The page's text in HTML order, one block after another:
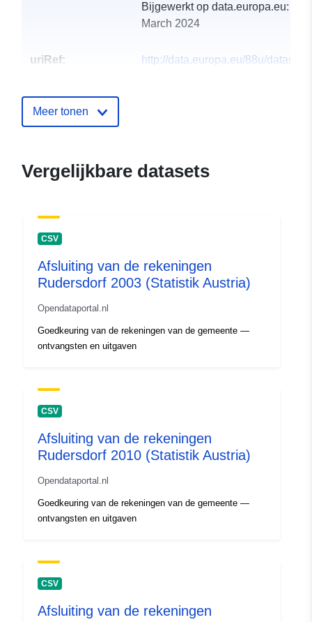
Bijgewerkt op data.europa.eu:
March 2024
uriRef:
http://data.europa.eu/88u/
Meer tonen
Vergelijkbare datasets
CSV
Afsluiting van de rekeningen
Rudersdorf 2003 (Statistik Austria)
Opendataportal.nl
Goedkeuring van de rekeningen van de gemeente —
ontvangsten en uitgaven
CSV
Afsluiting van de rekeningen
Rudersdorf 2010 (Statistik Austria)
Opendataportal.nl
Goedkeuring van de rekeningen van de gemeente —
ontvangsten en uitgaven
CSV
Afsluiting van de rekeningen